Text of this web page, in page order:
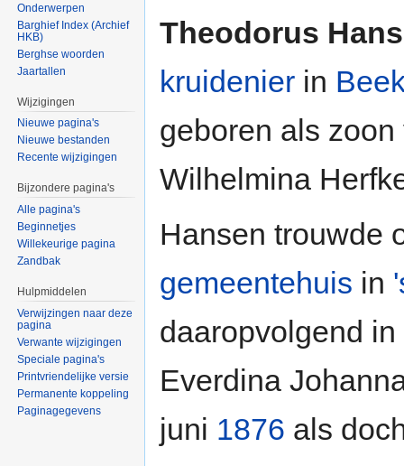
Theodorus
kruidenier in
geboren als
Wilhelmina
Hansen trouwde
gemeentehuis in
daaropvolgend
Everdina
juni 1876 als
Onderwerpen
Barghief Index (Archief
HKB)
Berghse woorden
Jaartallen
Wijzigingen
Nieuwe pagina's
Nieuwe bestanden
Recente wijzigingen
Bijzondere pagina's
Alle pagina's
Beginnetjes
Willekeurige pagina
Zandbak
Hulpmiddelen
Verwijzingen naar deze
pagina
Verwante wijzigingen
Speciale pagina's
Printvriendelijke versie
Permanente koppeling
Paginagegevens